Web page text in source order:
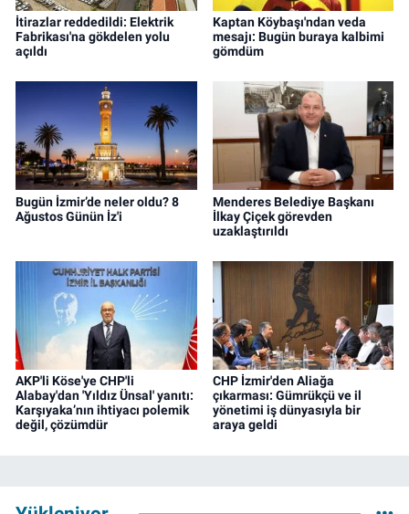
İtirazlar reddedildi: Elektrik
Fabrikası'na gökdelen yolu
açıldı
Kaptan Köybaşı'ndan veda
mesajı: Bugün buraya kalbimi
gömdüm
Bugün İzmir’de neler oldu? 8
Ağustos Günün İz'i
Menderes Belediye Başkanı
İlkay Çiçek görevden
uzaklaştırıldı
AKP'li Köse'ye CHP'li
Alabay'dan 'Yıldız Ünsal' yanıtı:
Karşıyaka’nın ihtiyacı polemik
değil, çözümdür
CHP İzmir'den Aliağa
çıkarması: Gümrükçü ve il
yönetimi iş dünyasıyla bir
araya geldi